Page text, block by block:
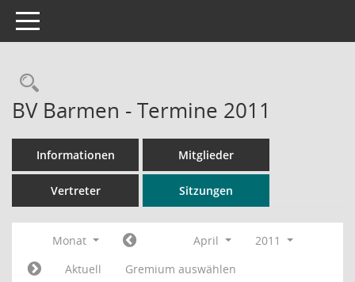
Toggle navigation
Rechercheauswahl
BV Barmen - Termine 2011
Informationen Mitglieder
Vertreter Sitzungen
Monat April
2011
Aktuell
Gremium auswählen